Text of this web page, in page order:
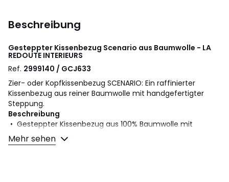
Beschreibung
Gesteppter Kissenbezug Scenario aus Baumwolle - LA
REDOUTE INTERIEURS
Ref. 2999140 / GCJ633
Zier- oder Kopfkissenbezug SCENARIO: Ein raffinierter
Kissenbezug aus reiner Baumwolle mit handgefertigter
Steppung.
Beschreibung
• Gesteppter Kissenbezug aus 100% Baumwolle mit
Baumwollfaser-Füllung (250 g/m²)
• Handgefertigt mit raffinierten Abschlüssen (paspelierte
Mehr sehen